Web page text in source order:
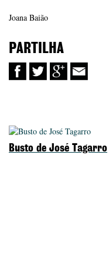
Joana Baião
PARTILHA
Busto de José Tagarro